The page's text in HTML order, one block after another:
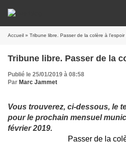
Accueil » Tribune libre. Passer de la colère à l’espoir
Tribune libre. Passer de la
Publié le 25/01/2019 à 08:58
Par Marc Jammet
Vous trouverez, ci-dessous, le
pour le prochain mensuel
février 2019.
Passer de la